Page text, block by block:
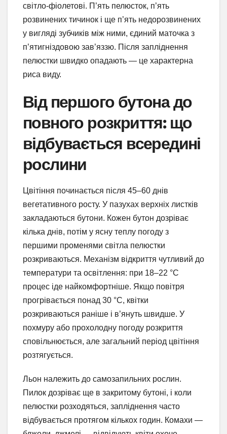
світло-фіолетові. П’ять пелюсток, п’ять
розвинених тичинок і ще п’ять недорозвинених
у вигляді зубчиків між ними, єдиний маточка з
п’ятигніздовою зав’яззю. Після запліднення
пелюстки швидко опадають — це характерна
риса виду.
Від першого бутона до
повного розкриття: що
відбувається всередині
рослини
Цвітіння починається після 45–60 днів
вегетативного росту. У пазухах верхніх листків
закладаються бутони. Кожен бутон дозріває
кілька днів, потім у ясну теплу погоду з
першими променями світла пелюстки
розкриваються. Механізм відкриття чутливий до
температури та освітлення: при 18–22 °C
процес іде найкомфортніше. Якщо повітря
прогрівається понад 30 °C, квітки
розкриваються раніше і в’януть швидше. У
похмуру або прохолодну погоду розкриття
сповільнюється, але загальний період цвітіння
розтягується.
Льон належить до самозапильних рослин.
Пилок дозріває ще в закритому бутоні, і коли
пелюстки розходяться, запліднення часто
відбувається протягом кількох годин. Комахи —